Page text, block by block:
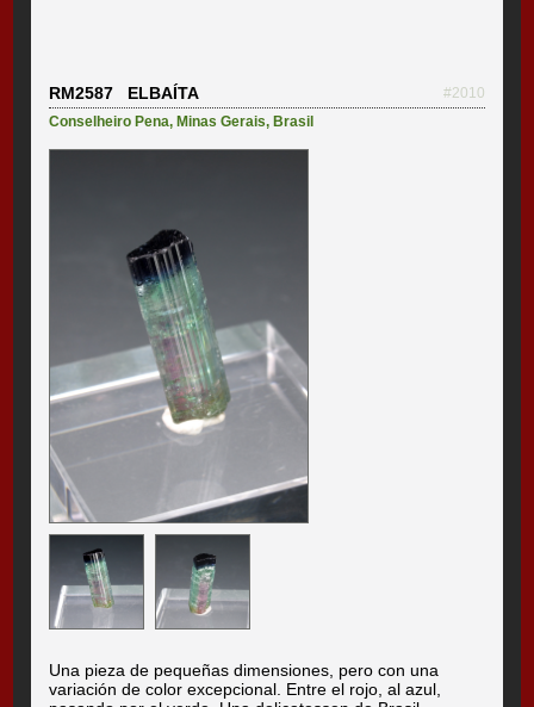
RM2587 ELBAÍTA
#2010
Conselheiro Pena,Minas Gerais,Brasil
Una pieza de pequeñas dimensiones, pero con una
variación de color excepcional. Entre el rojo, al azul,